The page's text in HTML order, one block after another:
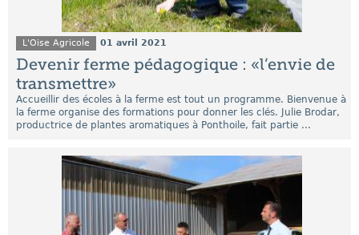
L'Oise Agricole 01 avril 2021
Devenir ferme pédagogique : «l’envie de
transmettre»
Accueillir des écoles à la ferme est tout un programme. Bienvenue à
la ferme organise des formations pour donner les clés. Julie Brodar,
productrice de plantes aromatiques à Ponthoile, fait partie ...